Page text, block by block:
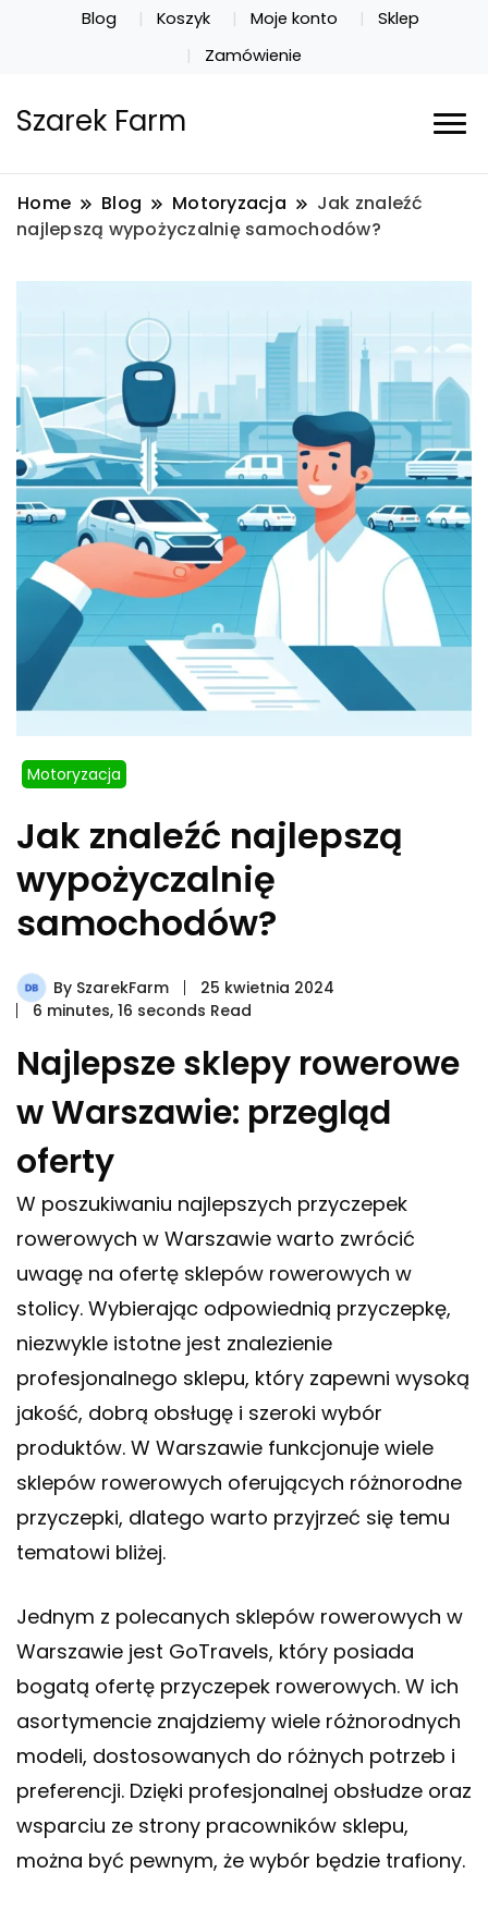
Blog Koszyk Moje konto
Sklep
Zamówienie
Szarek Farm
Home Blog Motoryzacja
Jak znaleźć
najlepszą wypożyczalnię samochodów?
Motoryzacja
Jak znaleźć najlepszą
wypożyczalnię
samochodów?
By SzarekFarm
25 kwietnia 2024
6 minutes, 16 seconds Read
Najlepsze sklepy rowerowe
w Warszawie: przegląd
oferty
W poszukiwaniu najlepszych przyczepek
rowerowych w Warszawie warto zwrócić
uwagę na ofertę sklepów rowerowych w
stolicy. Wybierając odpowiednią przyczepkę,
niezwykle istotne jest znalezienie
profesjonalnego sklepu, który zapewni wysoką
jakość, dobrą obsługę i szeroki wybór
produktów. W Warszawie funkcjonuje wiele
sklepów rowerowych oferujących różnorodne
przyczepki, dlatego warto przyjrzeć się temu
tematowi bliżej.
Jednym z polecanych sklepów rowerowych w
Warszawie jest GoTravels, który posiada
bogatą ofertę przyczepek rowerowych. W ich
asortymencie znajdziemy wiele różnorodnych
modeli, dostosowanych do różnych potrzeb i
preferencji. Dzięki profesjonalnej obsłudze oraz
wsparciu ze strony pracowników sklepu,
można być pewnym, że wybór będzie trafiony.